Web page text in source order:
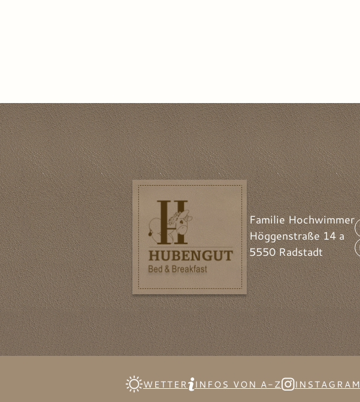
Familie Hochwimmer
Höggenstraße 14 a
5550 Radstadt
WETTER INFOS VON A-Z INSTAGRAM